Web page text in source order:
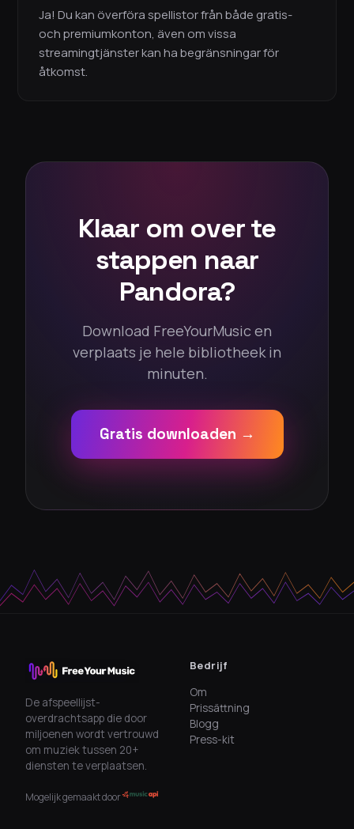
Ja! Du kan överföra spellistor från både gratis-
och premiumkonton, även om vissa
streamingtjänster kan ha begränsningar för
åtkomst.
Klaar om over te
stappen naar
Pandora?
Download FreeYourMusic en
verplaats je hele bibliotheek in
minuten.
Gratis downloaden →
De afspeellijst-
overdrachtsapp die door
miljoenen wordt vertrouwd
om muziek tussen 20+
diensten te verplaatsen.
Mogelijk gemaakt door
Bedrijf
Om
Prissättning
Blogg
Press-kit